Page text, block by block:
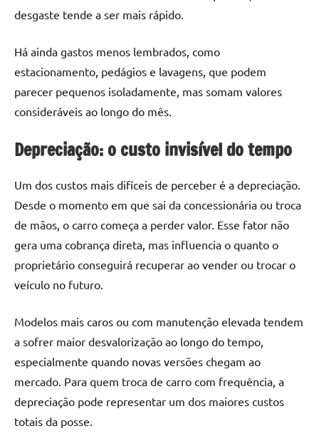
desgaste tende a ser mais rápido.
Há ainda gastos menos lembrados, como
estacionamento, pedágios e lavagens, que podem
parecer pequenos isoladamente, mas somam valores
consideráveis ao longo do mês.
Depreciação: o custo invisível do tempo
Um dos custos mais difíceis de perceber é a depreciação.
Desde o momento em que sai da concessionária ou troca
de mãos, o carro começa a perder valor. Esse fator não
gera uma cobrança direta, mas influencia o quanto o
proprietário conseguirá recuperar ao vender ou trocar o
veículo no futuro.
Modelos mais caros ou com manutenção elevada tendem
a sofrer maior desvalorização ao longo do tempo,
especialmente quando novas versões chegam ao
mercado. Para quem troca de carro com frequência, a
depreciação pode representar um dos maiores custos
totais da posse.